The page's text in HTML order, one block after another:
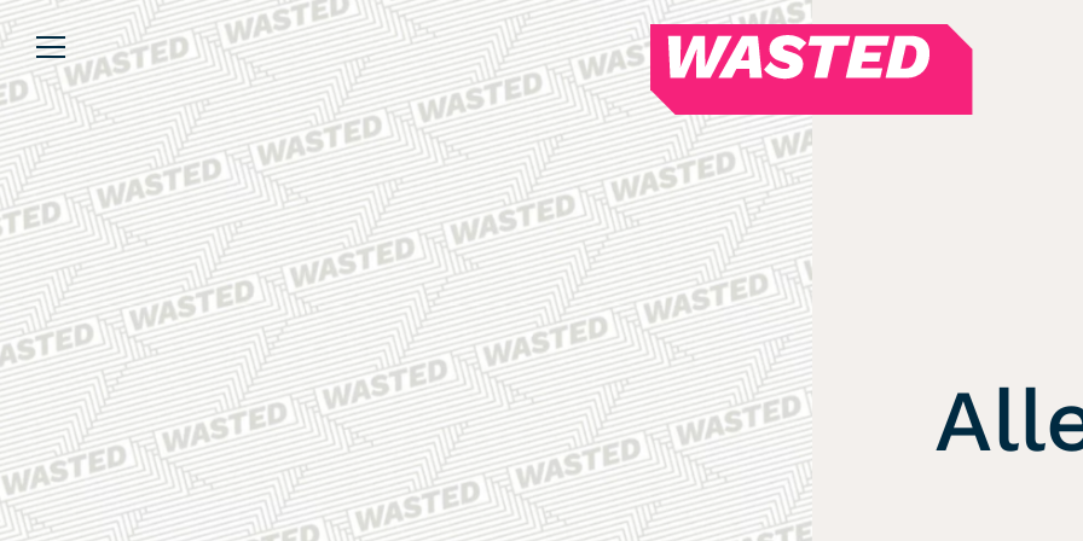
WASTED
Magazin
Über uns
We’re WASTED
Unsere Autor*innen
Lesen
Alle Artikel
Review
Kommentar
Analyse
Interview
Kolumne
Listicle
Newsletter
Hören
Alle Podcasts
WASTED WEEKLY
Portfolio Royal
Redebedarf
Last Game Standing
Top 5
Random
RSS-Feed